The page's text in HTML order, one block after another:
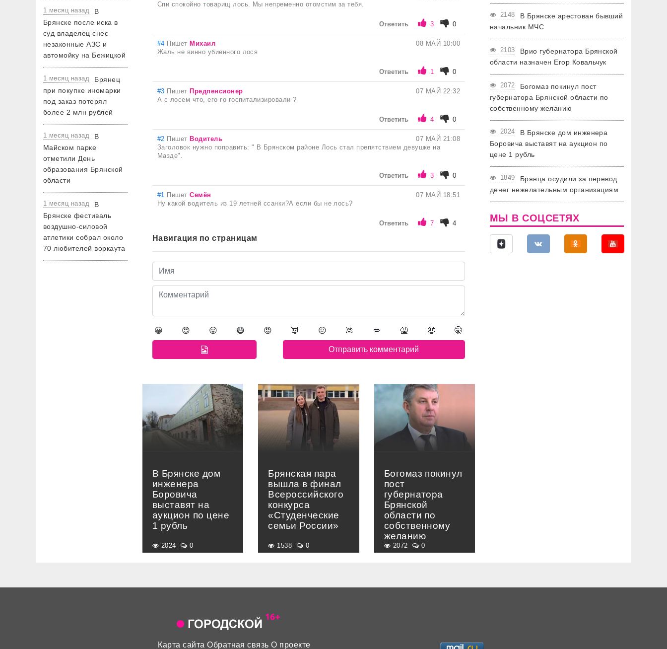
1 месяц назад
В
Брянске после иска в
суд владелец снес
незаконные АЗС и
автомойку на Бежицкой
1 месяц назад
Брянец
при покупке иномарки
под заказ потерял
более 2 млн рублей
1 месяц назад
В
Майском парке
отметили День
образования Брянской
области
1 месяц назад
В
Брянске фестиваль
воздушно-силовой
атлетики собрал около
70 любителей воркаута
Спи спокойно товарищ лось. Мы непременно отомстим за тебя.
Ответить 3 0
#4 Пишет Михаил
08 МАЙ 10:00
Жаль не винно убиенного лося
Ответить 1 0
#3 Пишет Предпенсионер
07 МАЙ 22:32
А с лосем что, его го госпитализировали ?
Ответить 4 0
#2 Пишет Водитель
07 МАЙ 21:08
Заголовок нужно поправить: " В Брянском районе Лось стал препятствием девушке на
Мазде".
Ответить 3 0
#1 ПишетСемён
07 МАЙ 18:51
Ну какой водитель из 19 летней ссанки?А если бы не лось?
Ответить 7 4
Навигация по страницам
😀 😍 😛 😷 😡 👿 😖 💩 💋 🤮 🤑 🤫
В Брянске дом
инженера
Боровича
выставят на
аукцион по цене
1 рубль
2024 0
Брянская пара
вышла в финал
Всероссийского
конкурса
«Студенческие
семьи России»
1538 0
Богомаз покинул
пост
губернатора
Брянской
области по
собственному
желанию
2072 0
2148
В Брянске арестован бывший
начальник МЧС
2103
Врио губернатора Брянской
области назначен Егор Ковальчук
2072
Богомаз покинул пост
губернатора Брянской области по
собственному желанию
2024
В Брянске дом инженера
Боровича выставят на аукцион по
цене 1 рубль
1849
Брянца осудили за перевод
денег нежелательным организациям
МЫ В СОЦСЕТЯХ
Карта сайта Обратная связь О проекте